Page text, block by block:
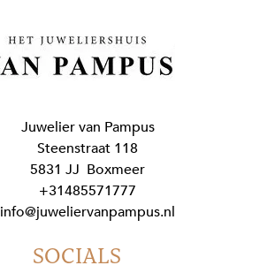
Juwelier van Pampus
Steenstraat 118
5831 JJ Boxmeer
+31485571777
info@juweliervanpampus.nl
SOCIALS